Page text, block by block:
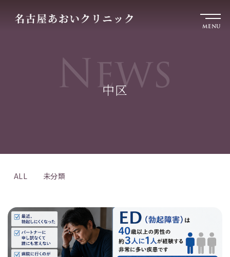
MENU
News
中区
ALL 未分類